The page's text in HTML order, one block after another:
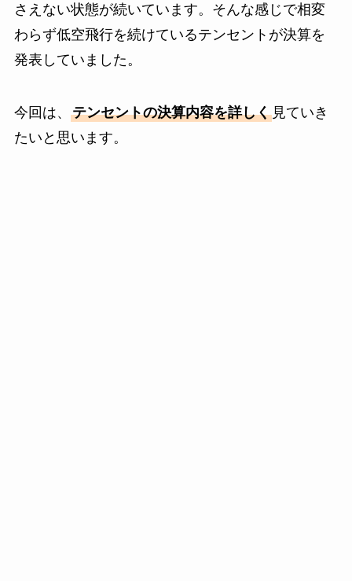
さえない状態が続いています。そんな感じで相変
わらず低空飛行を続けているテンセントが決算を
発表していました。
今回は、 テンセントの決算内容を詳しく見ていき
たいと思います。